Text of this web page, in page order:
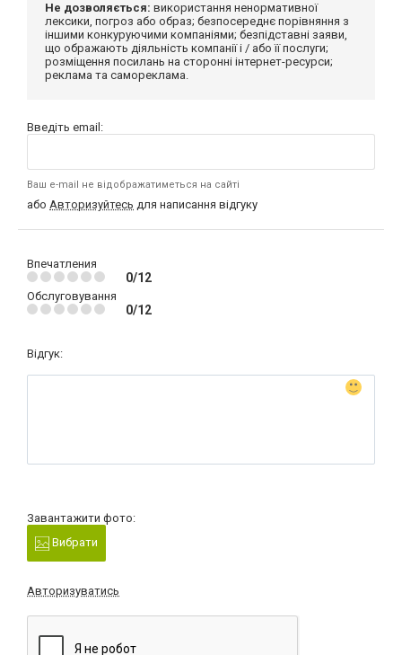
Не дозволяється: використання ненормативної
лексики, погроз або образ; безпосереднє порівняння з
іншими конкуруючими компаніями; безпідставні заяви,
що ображають діяльність компанії і / або її послуги;
розміщення посилань на сторонні інтернет-ресурси;
реклама та самореклама.
Введіть email:
Ваш e-mail не відображатиметься на сайті
або Авторизуйтесь для написання відгуку
Впечатления
0/12
Обслуговування
0/12
Відгук:
Завантажити фото:
Вибрати
Авторизуватись